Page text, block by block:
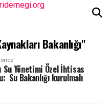
Bakanlığı"
önce
Su Yönetimi Özel İhtisas
Su Bakanlığı kurulmalı